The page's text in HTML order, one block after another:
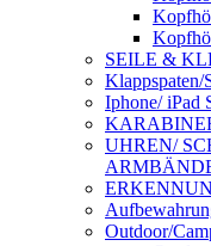
SEILE &
Klappspaten/
Iphone/ iPad
UHREN/
Outdoor/